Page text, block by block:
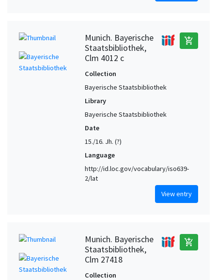
Munich. Bayerische
Staatsbibliothek,
Clm 4012 c
add_shopping_cart
Collection
Bayerische Staatsbibliothek
Library
Bayerische Staatsbibliothek
Date
15./16. Jh. (?)
Language
http://id.loc.gov/vocabulary/iso639-
2/lat
View entry
Munich. Bayerische
Staatsbibliothek,
Clm 27418
add_shopping_cart
Collection